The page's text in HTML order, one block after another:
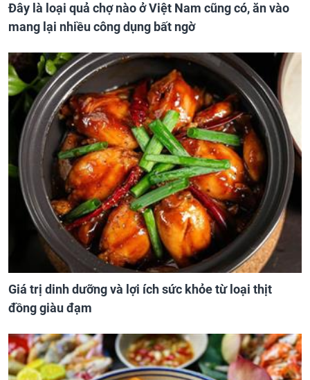
Đây là loại quả chợ nào ở Việt Nam cũng có, ăn vào
mang lại nhiều công dụng bất ngờ
Giá trị dinh dưỡng và lợi ích sức khỏe từ loại thịt
đồng giàu đạm